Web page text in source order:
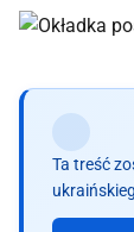
Ta treść